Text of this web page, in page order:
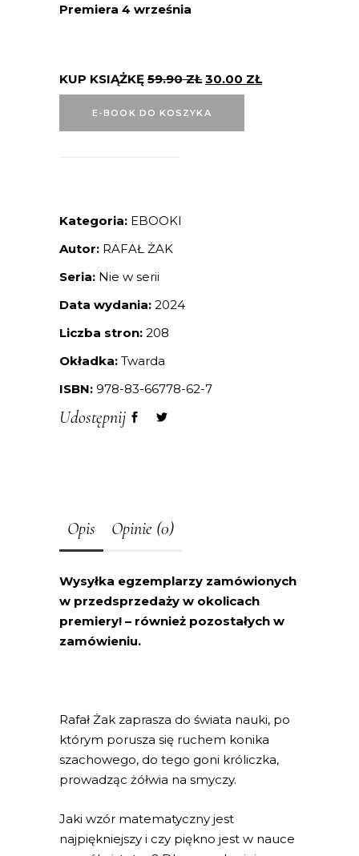
Premiera 4 września
KUP KSIĄŻKĘ 59.90ZŁ 30.00 ZŁ
E-BOOK DO KOSZYKA
Kategoria: EBOOKI
Autor: RAFAŁ ŻAK
Seria: Nie w serii
Data wydania: 2024
Liczba stron: 208
Okładka: Twarda
ISBN: 978-83-66778-62-7
Udostępnij
Opis Opinie (0)
Wysyłka egzemplarzy zamówionych
w przedsprzedaży w okolicach
premiery! – również pozostałych w
zamówieniu.
Rafał Żak zaprasza do świata nauki, po
którym porusza się ruchem konika
szachowego, do tego goni króliczka,
prowadząc żółwia na smyczy.
Jaki wzór matematyczny jest
najpiękniejszy i czy piękno jest w nauce